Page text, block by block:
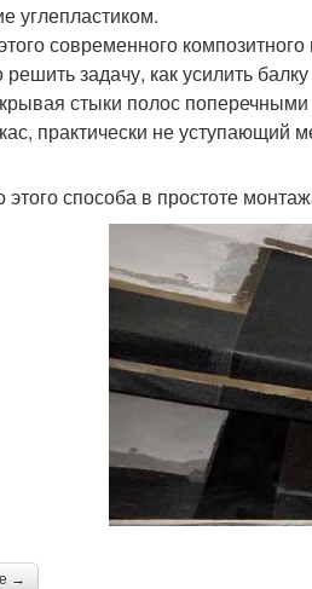
углепластиком.
современного
решить задачу, как усилить
стыки полос
практически не уступающий
этого способа в простоте
→